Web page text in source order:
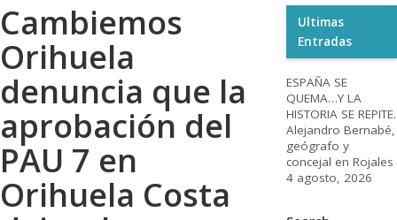
Cambiemos
Orihuela
denuncia que la
aprobación del
PAU 7 en
Orihuela Costa
Ultimas
Entradas
ESPAÑA SE
QUEMA…Y LA
HISTORIA SE REPITE.
Alejandro Bernabé,
geógrafo y
concejal en Rojales
4 agosto, 2026